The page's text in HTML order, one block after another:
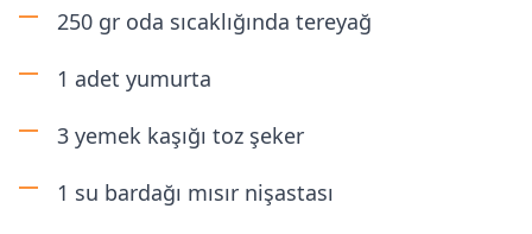
250 gr oda sıcaklığında tereyağ
1 adet yumurta
3 yemek kaşığı toz şeker
1 su bardağı mısır nişastası